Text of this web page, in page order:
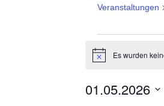
Veranstaltungen
HinweisEs wurden
01.05.2026